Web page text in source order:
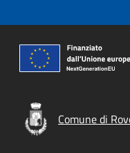
Comune di